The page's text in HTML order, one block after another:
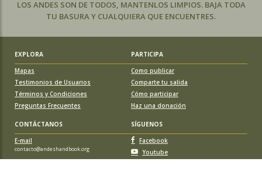
LOS ANDES SON DE TODOS, MANTENLOS LIMPIOS. BAJA TODA
TU BASURA Y CUALQUIERA QUE ENCUENTRES.
EXPLORA
PARTICIPA
Mapas
Testimonios de Usuarios
Términos y Condiciones
Preguntas Frecuentes
Como publicar
Comparte tu salida
Cómo participar
Haz una donación
CONTÁCTANOS
SÍGUENOS
E-mail
contacto@andeshandbook.org
Facebook
Youtube